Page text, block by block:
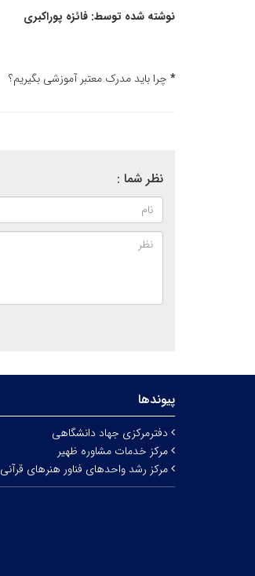
نوشته شده توسط: فائزه پوراکبری
* چرا باید مدرک معتبر آموزشی بگیریم؟
نظر شما :
پیوندها
دفترمرکزی جهاد دانشگاهی
مرکز خدمات مشاوره ظهیر
مرکز رشد واحدهای فناور هنرهای قرآنی